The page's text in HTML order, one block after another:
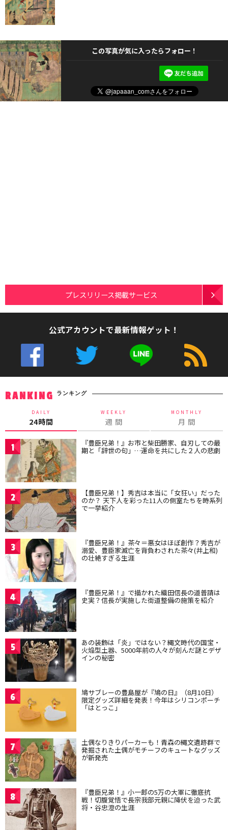
この写真が気に入ったらフォロー！
プレスリリース掲載サービス
公式アカウントで最新情報ゲット！
RANKING ランキング
DAILY
24時間
WEEKLY
週 間
MONTHLY
月 間
1 『豊臣兄弟！』お市と柴田勝家、自刃しての最
期と「辞世の句」…運命を共にした２人の悲劇
2 【豊臣兄弟！】秀吉は本当に「女狂い」だった
のか？ 天下人を彩った11人の側室たちを時系列
で一挙紹介
3 『豊臣兄弟！』茶々＝悪女はほぼ創作？秀吉が
溺愛、豊臣家滅亡を背負わされた茶々(井上和)
の壮絶すぎる生涯
4 『豊臣兄弟！』で描かれた織田信長の道普請は
史実？信長が実施した街道整備の施策を紹介
5 あの装飾は「炎」ではない？縄文時代の国宝・
火焔型土器、5000年前の人々が刻んだ謎とデザ
インの秘密
6 鳩サブレーの豊島屋が『鳩の日』（8月10日）
限定グッズ詳細を発表！今年はシリコンポーチ
「はとっこ」
7 土偶なりきりパーカーも！青森の縄文遺跡群で
発掘された土偶がモチーフのキュートなグッズ
が新発売
8 『豊臣兄弟！』小一郎の5万の大軍に徹底抗
戦！切腹覚悟で長宗我部元親に降伏を迫った武
将・谷忠澄の生涯